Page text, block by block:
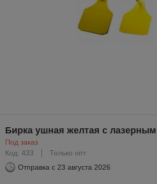
Бирка ушная желтая с
Под заказ
Код: 433
Только опт
Отправка с 23 августа 2026